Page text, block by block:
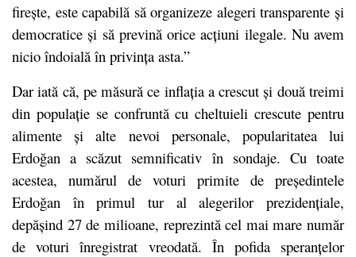
firește, este capabilă să organizeze alegeri transparente și
democratice și să prevină orice acțiuni ilegale. Nu avem
nicio îndoială în privința asta.”
Dar iată că, pe măsură ce inflația a crescut și două treimi
din populație se confruntă cu cheltuieli crescute pentru
alimente și alte nevoi personale, popularitatea lui
Erdoğan a scăzut semnificativ în sondaje. Cu toate
acestea, numărul de voturi primite de președintele
Erdoğan în primul tur al alegerilor prezidențiale,
depășind 27 de milioane, reprezintă cel mai mare număr
de voturi înregistrat vreodată. În pofida speranțelor